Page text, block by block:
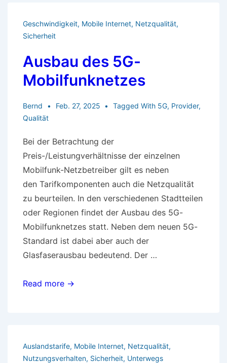
Geschwindigkeit, Mobile Internet, Netzqualität,
Sicherheit
Ausbau des 5G-
Mobilfunknetzes
Bernd Feb. 27, 2025 Tagged With 5G, Provider,
Qualität
Bei der Betrachtung der
Preis-/Leistungverhältnisse der einzelnen
Mobilfunk-Netzbetreiber gilt es neben
den Tarifkomponenten auch die Netzqualität
zu beurteilen. In den verschiedenen Stadtteilen
oder Regionen findet der Ausbau des 5G-
Mobilfunknetzes statt. Neben dem neuen 5G-
Standard ist dabei aber auch der
Glasfaserausbau bedeutend. Der …
Ausbau
Read more →
Auslandstarife, Mobile Internet, Netzqualität,
Nutzungsverhalten, Sicherheit, Unterwegs